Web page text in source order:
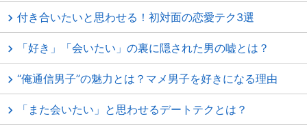
付き合いたいと思わせる！初対面の恋愛テク3選
「好き」「会いたい」の裏に隠された男の嘘とは？
“俺通信男子”の魅力とは？マメ男子を好きになる理由
「また会いたい」と思わせるデートテクとは？